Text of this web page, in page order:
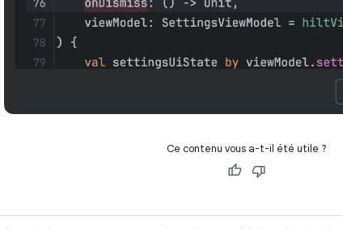
Ce contenu vous a-t-il été utile ?